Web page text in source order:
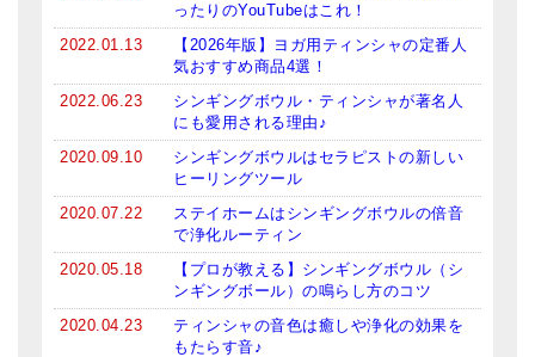
ったりのYouTubeはこれ！
2022.01.13
【2026年版】ヨガ用ティンシャの定番人
気おすすめ商品4選！
2022.06.23
シンギングボウル・ティンシャが著名人
にも愛用される理由♪
2020.09.10
シンギングボウルはセラピストの新しい
ヒーリングツール
2020.07.22
ステイホームはシンギングボウルの倍音
で浄化ルーティン
2020.05.18
【プロが教える】シンギングボウル（シ
ンギングボール）の鳴らし方のコツ
2020.04.23
ティンシャの音色は癒しや浄化の効果を
もたらす音♪